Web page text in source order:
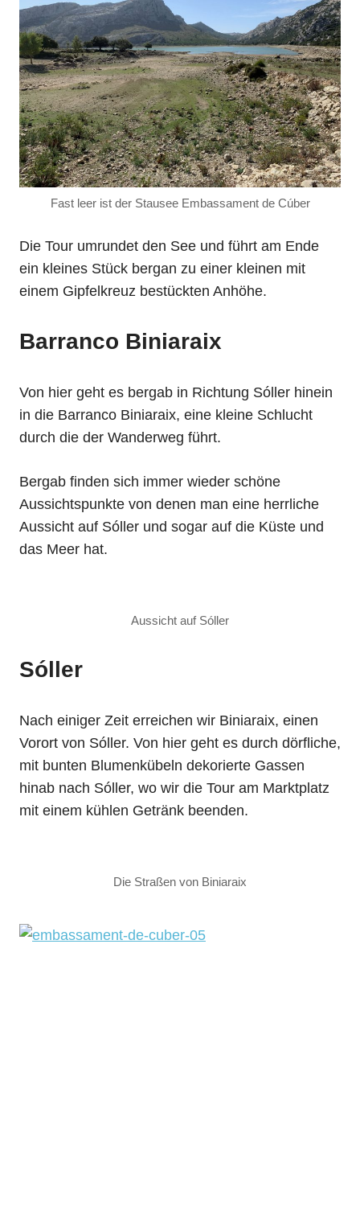
Fast leer ist der Stausee Embassament de Cúber
Die Tour umrundet den See und führt am Ende
ein kleines Stück bergan zu einer kleinen mit
einem Gipfelkreuz bestückten Anhöhe.
Barranco Biniaraix
Von hier geht es bergab in Richtung Sóller hinein
in die Barranco Biniaraix, eine kleine Schlucht
durch die der Wanderweg führt.
Bergab finden sich immer wieder schöne
Aussichtspunkte von denen man eine herrliche
Aussicht auf Sóller und sogar auf die Küste und
das Meer hat.
Aussicht auf Sóller
Sóller
Nach einiger Zeit erreichen wir Biniaraix, einen
Vorort von Sóller. Von hier geht es durch dörfliche,
mit bunten Blumenkübeln dekorierte Gassen
hinab nach Sóller, wo wir die Tour am Marktplatz
mit einem kühlen Getränk beenden.
Die Straßen von Biniaraix